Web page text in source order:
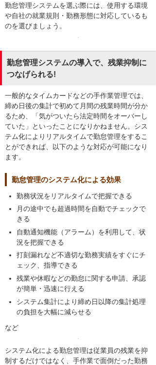
勤怠管理システムを選ぶ際には、使用する環境
や自社の就業規則・勤務形態に対応しているも
のを選びましょう。
勤怠管理システムの導入で、残業抑制に
つなげられる!
一般的なタイムカードなどの手作業管理では、
締め日後の集計で初めて月間の残業時間が分か
るため、「気がついたら法定時間をオーバーし
ていた」といったことになりかねません。シス
テム化によりリアルタイムで勤怠管理をするこ
とができれば、以下のような対応が可能になり
ます。
勤怠管理のシステム化による効果
勤務状況をリアルタイムで把握できる
月の途中でも超過時間を自動でチェックで
きる
自動通知機能（アラーム）を利用して、状
況を把握できる
打刻漏れなど不適切な勤務実績をすぐにチ
ェック、指導できる
残業や休暇などの勤怠に関する申請、承認
が簡単・迅速に行える
システム集計により締め日以降の集計処理
の負担を大幅に減らせる
など
システム化による勤怠管理は従業員の残業を抑
制するだけではなく、手作業で面倒だった勤務